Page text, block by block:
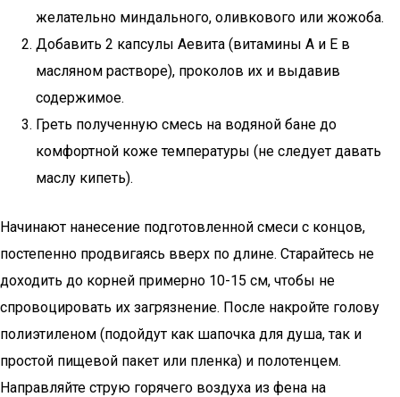
желательно миндального, оливкового или жожоба.
Добавить 2 капсулы Аевита (витамины А и Е в
масляном растворе), проколов их и выдавив
содержимое.
Греть полученную смесь на водяной бане до
комфортной коже температуры (не следует давать
маслу кипеть).
Начинают нанесение подготовленной смеси с концов,
постепенно продвигаясь вверх по длине. Старайтесь не
доходить до корней примерно 10-15 см, чтобы не
спровоцировать их загрязнение. После накройте голову
полиэтиленом (подойдут как шапочка для душа, так и
простой пищевой пакет или пленка) и полотенцем.
Направляйте струю горячего воздуха из фена на